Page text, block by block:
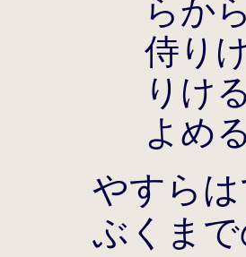
らか
侍り
りけ
よめる
やすら
ぶくま